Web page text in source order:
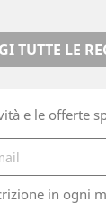
TUTTE LE
e le offerte
in ogni